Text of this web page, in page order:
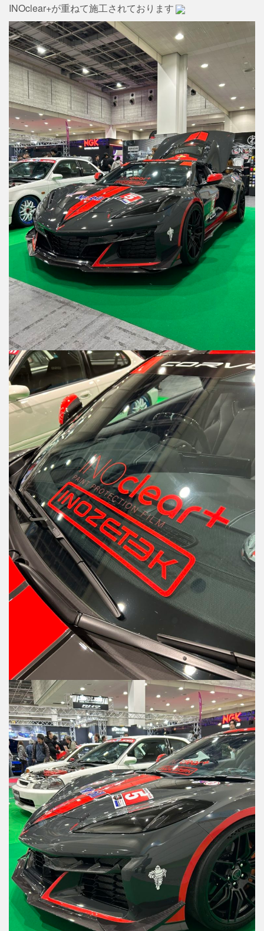
INOclear+が重ねて施工されております